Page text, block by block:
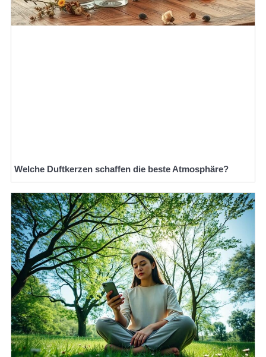
Welche Duftkerzen schaffen die beste Atmosphäre?